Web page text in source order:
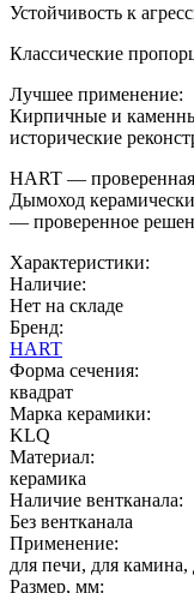
Устойчивость к
Классические
Лучшее применение:
Кирпичные и
исторические
HART —
Дымоход
— проверенное
Характеристики:
Наличие:
Нет на складе
Бренд:
HART
Форма сечения:
квадрат
Марка керамики:
KLQ
Материал:
керамика
Наличие вентканала:
Без вентканала
Применение:
для печи, для камина,
Размер, мм: